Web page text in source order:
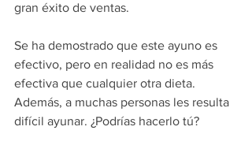
gran éxito de ventas.
Se ha demostrado que este ayuno es
efectivo, pero en realidad no es más
efectiva que cualquier otra dieta.
Además, a muchas personas les resulta
difícil ayunar. ¿Podrías hacerlo tú?